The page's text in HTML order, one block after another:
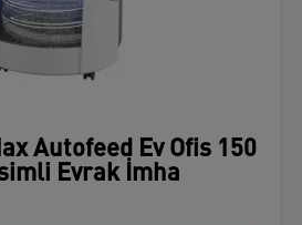
Autofeed Ev Ofis 150
Evrak İmha